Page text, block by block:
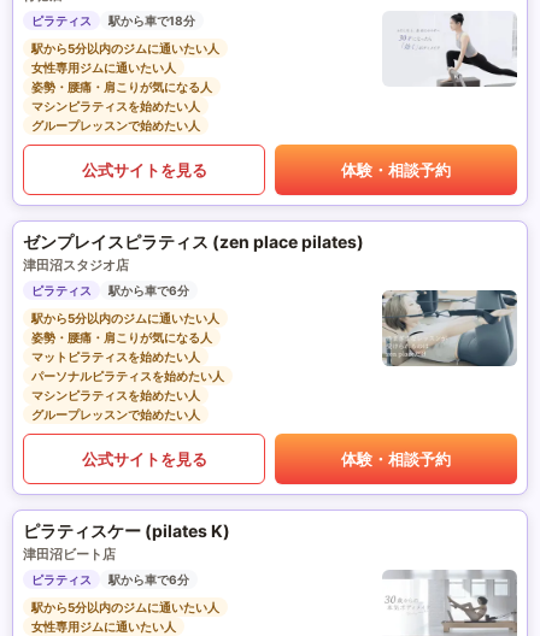
ピラティス
駅から車で18分
駅から5分以内のジムに通いたい人
女性専用ジムに通いたい人
姿勢・腰痛・肩こりが気になる人
マシンピラティスを始めたい人
グループレッスンで始めたい人
公式サイトを見る 体験・相談予約
ゼンプレイスピラティス (zen place pilates)
津田沼スタジオ店
ピラティス
駅から車で6分
駅から5分以内のジムに通いたい人
姿勢・腰痛・肩こりが気になる人
マットピラティスを始めたい人
パーソナルピラティスを始めたい人
マシンピラティスを始めたい人
グループレッスンで始めたい人
公式サイトを見る 体験・相談予約
ピラティスケー (pilates K)
津田沼ビート店
ピラティス
駅から車で6分
駅から5分以内のジムに通いたい人
女性専用ジムに通いたい人